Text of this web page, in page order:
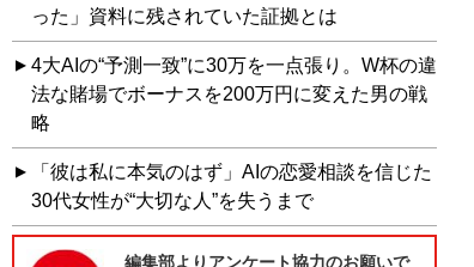
った」資料に残されていた証拠とは
4大AIの“予測一致”に30万を一点張り。W杯の違
法な賭場でボーナスを200万円に変えた男の戦
略
「彼は私に本気のはず」AIの恋愛相談を信じた
30代女性が“大切な人”を失うまで